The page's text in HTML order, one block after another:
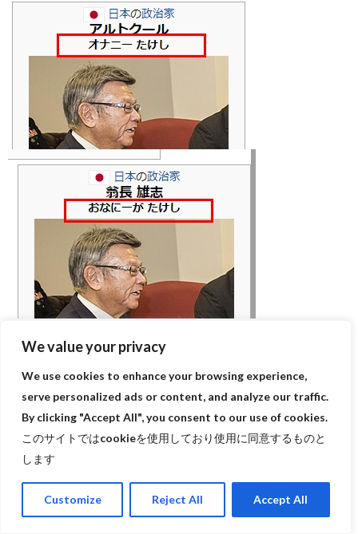
We value your privacy
We use cookies to enhance your browsing experience,
serve personalized ads or content, and analyze our traffic.
By clicking "Accept All", you consent to our use of cookies.
このサイトではcookieを使用しており使用に同意するものと
します
Customize Reject All Accept All
この辺が問題だそうだ。たしかにこれはいけない。ちなみ
に「やっと死んでくれたね」は即行で削除されていた。
画像引用加筆修正 今日は何の日委員会店長による
https://ja.wikipedia.org/wiki/%E7%BF%81%E9%95%B7%
E9%9B%84%E5%BF%97
世の中の知りたいを、多くの人に伝えたい！編集長と今日